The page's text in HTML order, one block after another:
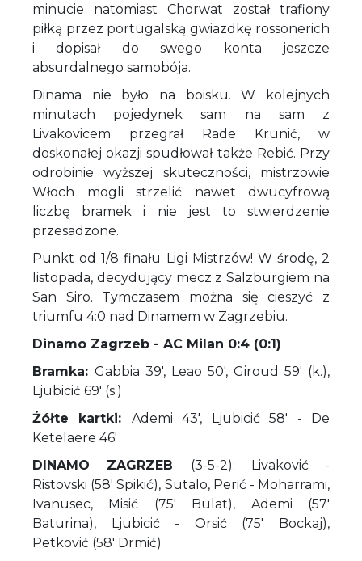
minucie natomiast Chorwat został trafiony
piłką przez portugalską gwiazdkę rossonerich
i dopisał do swego konta jeszcze
absurdalnego samobója.
Dinama nie było na boisku. W kolejnych
minutach pojedynek sam na sam z
Livakovicem przegrał Rade Krunić, w
doskonałej okazji spudłował także Rebić. Przy
odrobinie wyższej skuteczności, mistrzowie
Włoch mogli strzelić nawet dwucyfrową
liczbę bramek i nie jest to stwierdzenie
przesadzone.
Punkt od 1/8 finału Ligi Mistrzów! W środę, 2
listopada, decydujący mecz z Salzburgiem na
San Siro. Tymczasem można się cieszyć z
triumfu 4:0 nad Dinamem w Zagrzebiu.
Dinamo Zagrzeb - AC Milan 0:4 (0:1)
Bramka: Gabbia 39', Leao 50', Giroud 59' (k.),
Ljubicić 69' (s.)
Żółte kartki: Ademi 43', Ljubicić 58' - De
Ketelaere 46'
DINAMO ZAGRZEB (3-5-2): Livaković -
Ristovski (58' Spikić), Sutalo, Perić - Moharrami,
Ivanusec, Misić (75' Bulat), Ademi (57'
Baturina), Ljubicić - Orsić (75' Bockaj),
Petković (58' Drmić)